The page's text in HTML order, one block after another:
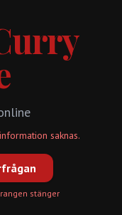
saknas.
stänger